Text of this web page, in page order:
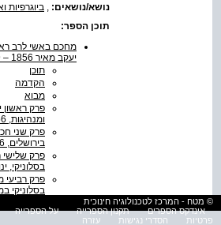
נושא/נושאים:
ביוגרפיות
תוכן הספר:
מחכם באשי לרב
יעקב מאיר 1856 – 1939
תוכן
הקדמה
מבוא
פרק ראשון
ומנהיגות, 1856–1906
פרק שני
בירושלים, 1906
פרק שלישי
בסלוניקי,
פרק רביעי
בסלוניקי
פרק חמישי
© מטח - המרכז לטכנולוגיה חינוכית
אינדקס הספרים
תקנון הספרייה על הספרייה
פרטיות
הסדרי נגישות עזרה